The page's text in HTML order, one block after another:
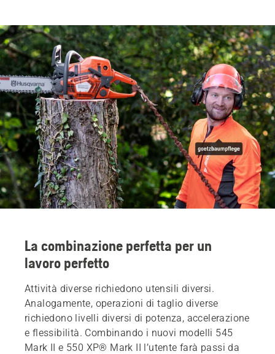
La combinazione perfetta per un
lavoro perfetto
Attività diverse richiedono utensili diversi.
Analogamente, operazioni di taglio diverse
richiedono livelli diversi di potenza, accelerazione
e flessibilità. Combinando i nuovi modelli 545
Mark II e 550 XP® Mark II l’utente farà passi da